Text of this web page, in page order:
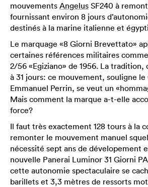
mouvements Angelus SF240 à
fournissant environ 8 jours
destinés à la marine italienne et
Le marquage «8 Giorni Brevettato»
certaines références militaires
2/56 «Egiziano» de 1956. La tradition,
à 31 jours: ce mouvement, souligne le
Emmanuel Perrin, se veut un
Mais comment la marque a-t-elle
force?
Il faut très exactement 128 tours à la
remonter le mouvement manuel
nécessité sept ans de dévelopement
nouvelle Panerai Luminor 31 Giorni
cette autonomie spectaculaire se
barillets et 3,3 mètres de ressorts